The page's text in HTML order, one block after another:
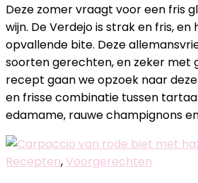
van
zeebaars,
boontjes
en
tuinkruiden
Deze zomer vraagt voor een fris
wijn. De Verdejo is strak en fris, en
opvallende bite. Deze
soorten gerechten, en zeker met
recept gaan we opzoek naar
en frisse combinatie tussen
edamame, rauwe champignons
Recepten,Voorgerechten